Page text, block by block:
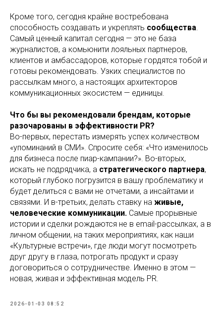
Кроме того, сегодня крайне востребована
способность создавать и укреплять сообщества.
Самый ценный капитал сегодня — это не база
журналистов, а комьюнити лояльных партнеров,
клиентов и амбассадоров, которые гордятся тобой и
готовы рекомендовать. Узких специалистов по
рассылкам много, а настоящих архитекторов
коммуникационных экосистем — единицы.
Что бы вы рекомендовали брендам, которые
разочарованы в эффективности PR?
Во-первых, перестать измерять успех количеством
«упоминаний в СМИ». Спросите себя: «Что изменилось
для бизнеса после пиар-кампании?». Во-вторых,
искать не подрядчика, а стратегического партнера,
который глубоко погрузится в вашу проблематику и
будет делиться с вами не отчетами, а инсайтами и
связями. И в-третьих, делать ставку на живые,
человеческие коммуникации. Самые прорывные
истории и сделки рождаются не в email-рассылках, а в
личном общении, на таких мероприятиях, как наши
«Культурные встречи», где люди могут посмотреть
друг другу в глаза, потрогать продукт и сразу
договориться о сотрудничестве. Именно в этом —
новая, живая и эффективная модель PR.
2026-01-03 08:52